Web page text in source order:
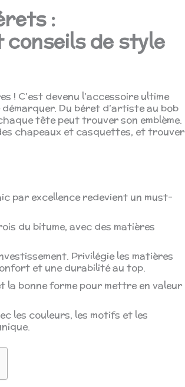
:
conseils de style
! C’est devenu l’accessoire ultime
Du béret d’artiste au bob
tête peut trouver son emblème.
chapeaux et casquettes, et trouver
par excellence redevient un must-
du bitume, avec des matières
Privilégie les matières
et une durabilité au top.
la bonne forme pour mettre en valeur
les couleurs, les motifs et les